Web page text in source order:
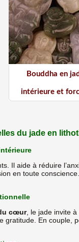
Bouddha en
intérieure et
du jade en
Il aide à réduire
en toute
cœur, le jade invite
gratitude. En couple,